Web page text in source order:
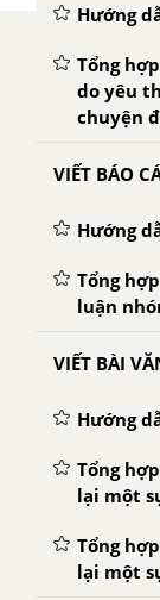
Hướng
Tổng
do yêu
chuyện
Hướng
Tổng
luận
Hướng
Tổng
lại một
Tổng
lại một